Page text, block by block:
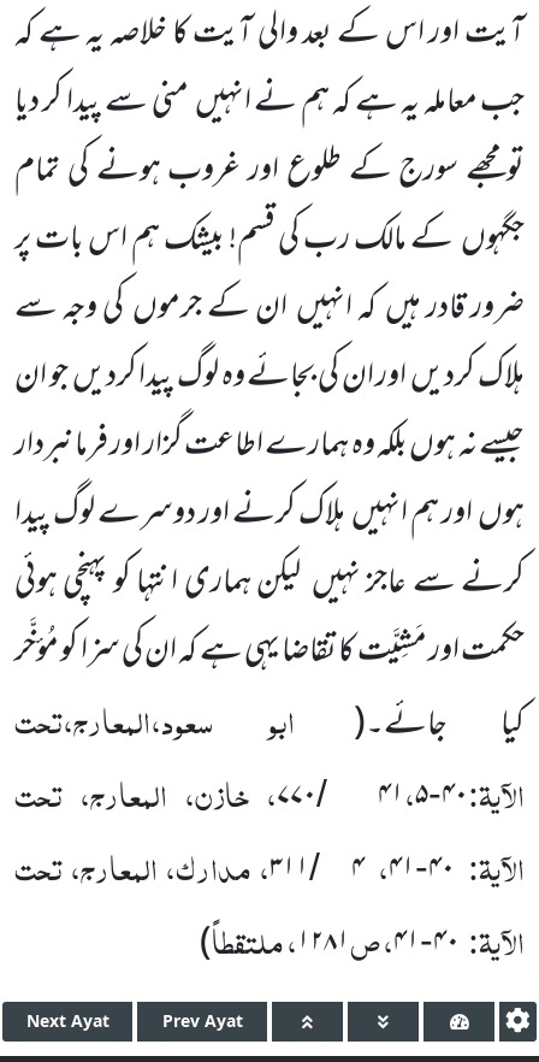
آیت اور اس کے بعد والی آیت کا خلاصہ یہ ہے کہ
جب معاملہ یہ ہے کہ ہم نے انہیں منی سے پیدا کر دیا
تومجھے سورج کے طلوع اور غروب ہونے کی تمام
جگہوں کے مالک رب کی قسم! بیشک ہم اس بات پر
ضرور قادر ہیں کہ انہیں ان کے جرموں کی وجہ سے
ہلاک کردیں اور ان کی بجائے وہ لوگ پیدا کردیں جو ان
جیسے نہ ہوں بلکہ وہ ہمارے اطاعت گزار اور فرمانبردار
ہوں اور ہم انہیں ہلاک کرنے اور دوسرے لوگ پیدا
کرنے سے عاجز نہیں لیکن ہماری انتہا کو پہنچی ہوئی
حکمت اور مَشِیَّت کا تقاضا یہی ہے کہ ان کی سزا کو مُؤخَّر
کیا جائے۔(
ابو سعود،المعارج،تحت
الآیۃ:۴۰- ۴۱،۵ /۷۷۰، خازن، المعارج، تحت
الآیۃ: ۴۰-۴۱، ۴ /۳۱۱، مدارک، المعارج، تحت
الآیۃ: ۴۰-۴۱، ص۱۲۸۱، ملتقطاً)
Next Ayat Prev Ayat